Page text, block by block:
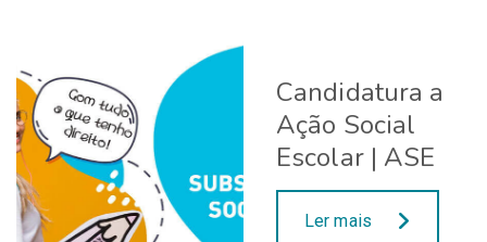
Candidatura a
Ação Social
Escolar | ASE
Ler mais